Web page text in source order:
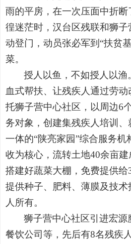
雨的平房，在一次压面中折
徨迷茫时，汉台区残联和狮
动登门，动员张必军到“扶贫
菜。
授人以鱼，不如授人以
血式帮扶、让残疾人通过劳
托狮子营中心社区，以周边6
务对象，创建集残疾人培训
一体的“陕亮家园”综合服务机
收为核心，流转土地40余亩建
搭建好蔬菜大棚，免费提供
提供种子、肥料、薄膜及技
人所有。
狮子营中心社区引进宏
餐饮公司等，先后有8名残疾